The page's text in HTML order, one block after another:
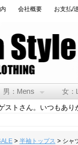
会社概要 お支払/
男：Mens 女：
トさん。いつもあり
> 半袖トップス > シャ